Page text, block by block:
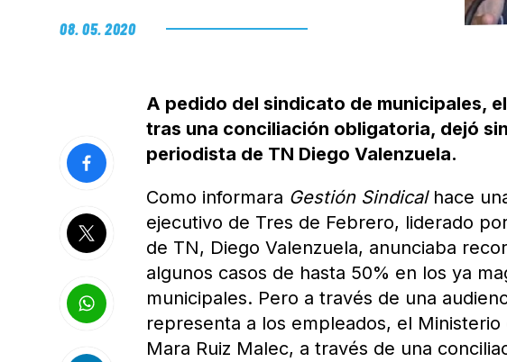
08. 05. 2020
A pedido del sindicato de municipales,
tras una conciliación obligatoria, dejó
periodista de TN Diego Valenzuela.
Como informara Gestión Sindicalhace
ejecutivo de Tres de Febrero, liderado
de TN, Diego Valenzuela, anunciaba
algunos casos de hasta 50% en los ya
municipales. Pero a través de una
representa a los empleados, el
Mara Ruiz Malec, a través de una